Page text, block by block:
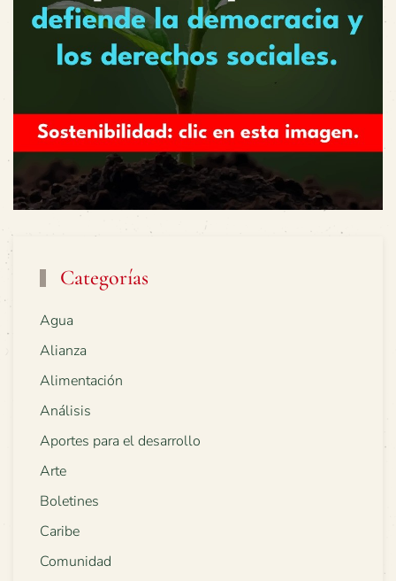
Categorías
Agua
Alianza
Alimentación
Análisis
Aportes para el desarrollo
Arte
Boletines
Caribe
Comunidad